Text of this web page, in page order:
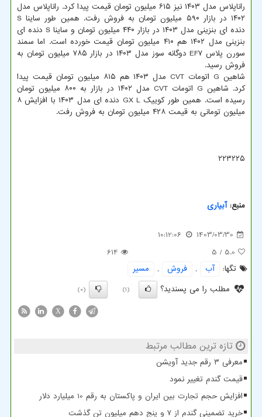
راناپلاس مدل ۱۴۰۳ نیز ۶۱۵ میلیون تومان قیمت پیدا کرد. راناپلاس مدل
۱۴۰۲ در بازار ۵۹۰ میلیون تومان به فروش رفت. همین طور ساینا S
دنده ای بنزینی مدل ۱۴۰۳ در بازار ۴۴۰ میلیون تومان و ساینا S دنده ای
بنزینی مدل ۱۴۰۲ هم ۴۱۰ میلیون تومان قیمت خورده است. اما سمند
سورن پلاس EF۷ دوگانه سوز مدل ۱۴۰۳ در بازار ۷۸۵ میلیون تومان به
فروش رسید.
شاهین G اتومات CVT مدل ۱۴۰۳ هم ۸۱۵ میلیون تومان قیمت پیدا
کرد. شاهین G اتومات CVT مدل ۱۴۰۲ در بازار به ۸۰۰ میلیون تومان
رسیده است. همین طور کوییک GX L دنده ای مدل ۱۴۰۳ با افزایش ۸
میلیون تومانی به قیمت ۴۲۸ میلیون تومان به فروش رفت.
۲۲۳۲۲۵
منبع:آبیاری
1403/03/30
10:12:06
5.0
/ 5
614
تگها:
آب , فروش ,
مسیر
مطلب را می پسندید؟
(1)
(0)
X
تازه ترین مطالب مرتبط
معرفی ۳ رقم جدید آویشن
قیمت گندم تغییر نمود
افزایش حجم تجارت بین ایران و پاکستان به رقم 10 میلیارد دلار
خرید تضمینی گندم از ۷ و پنج دهم میلیون تن گذشت